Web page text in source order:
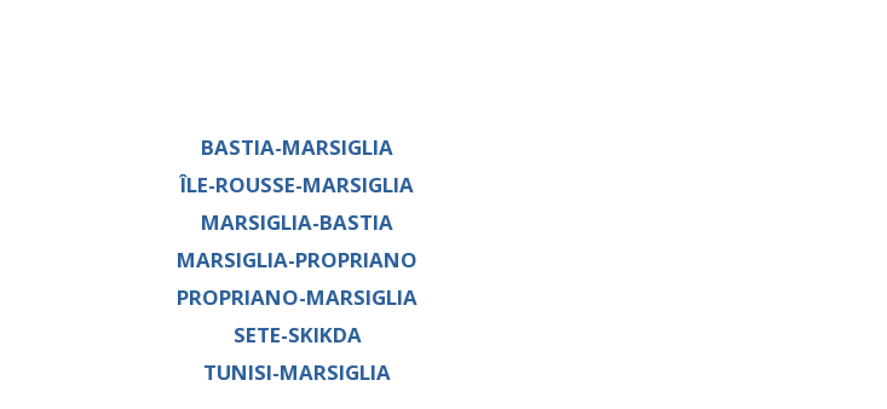
BASTIA-MARSIGLIA
ÎLE-ROUSSE-MARSIGLIA
MARSIGLIA-BASTIA
MARSIGLIA-PROPRIANO
PROPRIANO-MARSIGLIA
SETE-SKIKDA
TUNISI-MARSIGLIA